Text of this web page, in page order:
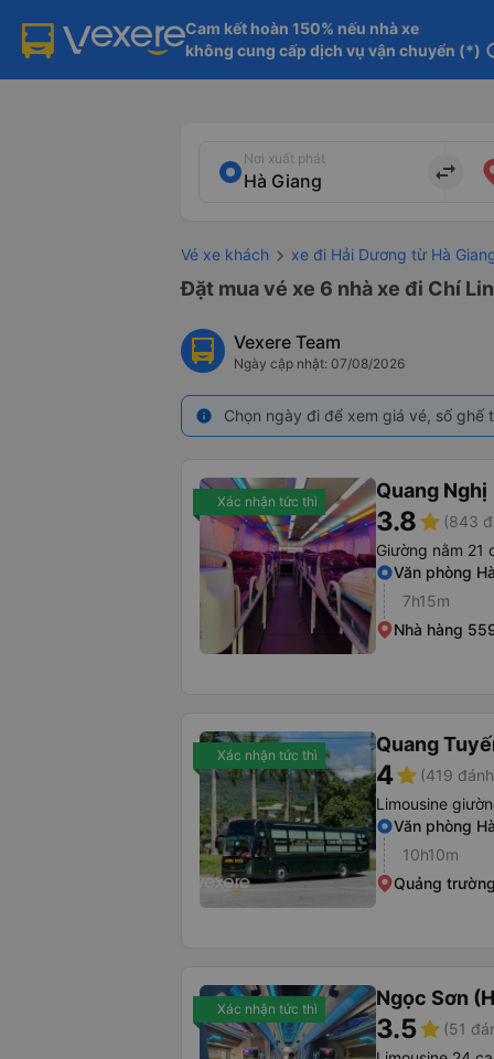
Cam kết hoàn 150% nếu nhà xe
không cung cấp dịch vụ vận chuyển (*)
Nơi xuất phát
import_export
Vé xe khách xe đi Hải Dương từ Hà
Đặt mua vé xe 6 nhà xe đi Chí
Vexere Team
Ngày cập nhật: 07/08/2026
info Chọn ngày đi để xem giá vé, số
Xác nhận tức thì Quang Nghị
3.8star (843
Giường nằm 21
Văn phòng
7h15m
Nhà hàng
Xác nhận tức thì Quang
4star (419
Limousine
Văn phòng
10h10m
Quảng
Xác nhận tức thì Ngọc Sơn
3.5star (51